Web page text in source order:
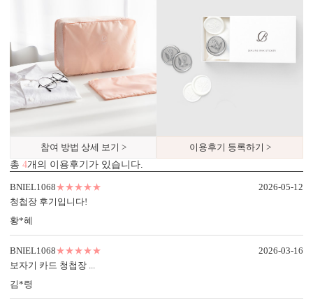
내용 인쇄
달력이 함께 구성되어 있어 예식일을 기억하기 쉽습니다.
참여 방법 상세 보기 >
이용후기 등록하기 >
총 4개의 이용후기가 있습니다.
BNIEL1068★★★★★
청첩장 후기입니다!
황*혜
2026-05-12
BNIEL1068★★★★★
보자기 카드 청첩장 ...
김*령
2026-03-16